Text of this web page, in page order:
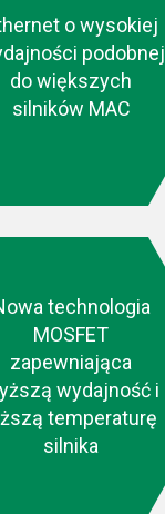
o wysokiej
podobnej
do większych
silników MAC
technologia
MOSFET
zapewniająca
wydajność i
temperaturę
silnika